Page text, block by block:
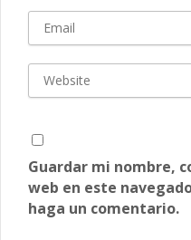
Guardar mi nombre,
web en este
haga un comentario.